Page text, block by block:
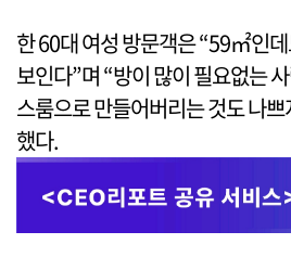
한 60대 여성 방문객은 “59㎡인
보인다”며 “방이 많이 필요없는
스룸으로 만들어버리는 것도 나
했다.